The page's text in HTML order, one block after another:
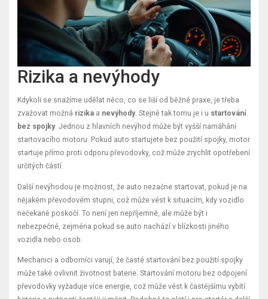
Rizika a nevýhody
Kdykoli se snažíme udělat něco, co se liší od běžné praxe, je třeba
zvažovat možná rizika a nevýhody. Stejně tak tomu je i u startování
bez spojky. Jednou z hlavních nevýhod může být vyšší namáhání
startovacího motoru. Pokud auto startujete bez použití spojky, motor
startuje přímo proti odporu převodovky, což může zrychlit opotřebení
určitých částí.
Další nevýhodou je možnost, že auto nezačne startovat, pokud je na
nějakém převodovém stupni, což může vést k situacím, kdy vozidlo
nečekaně poskočí. To není jen nepříjemné, ale může být i
nebezpečné, zejména pokud se auto nachází v blízkosti jiného
vozidla nebo osob.
Mechanici a odborníci varují, že časté startování bez použití spojky
může také ovlivnit životnost baterie. Startování motoru bez odpojení
převodovky vyžaduje více energie, což může vést k častějšímu vybití